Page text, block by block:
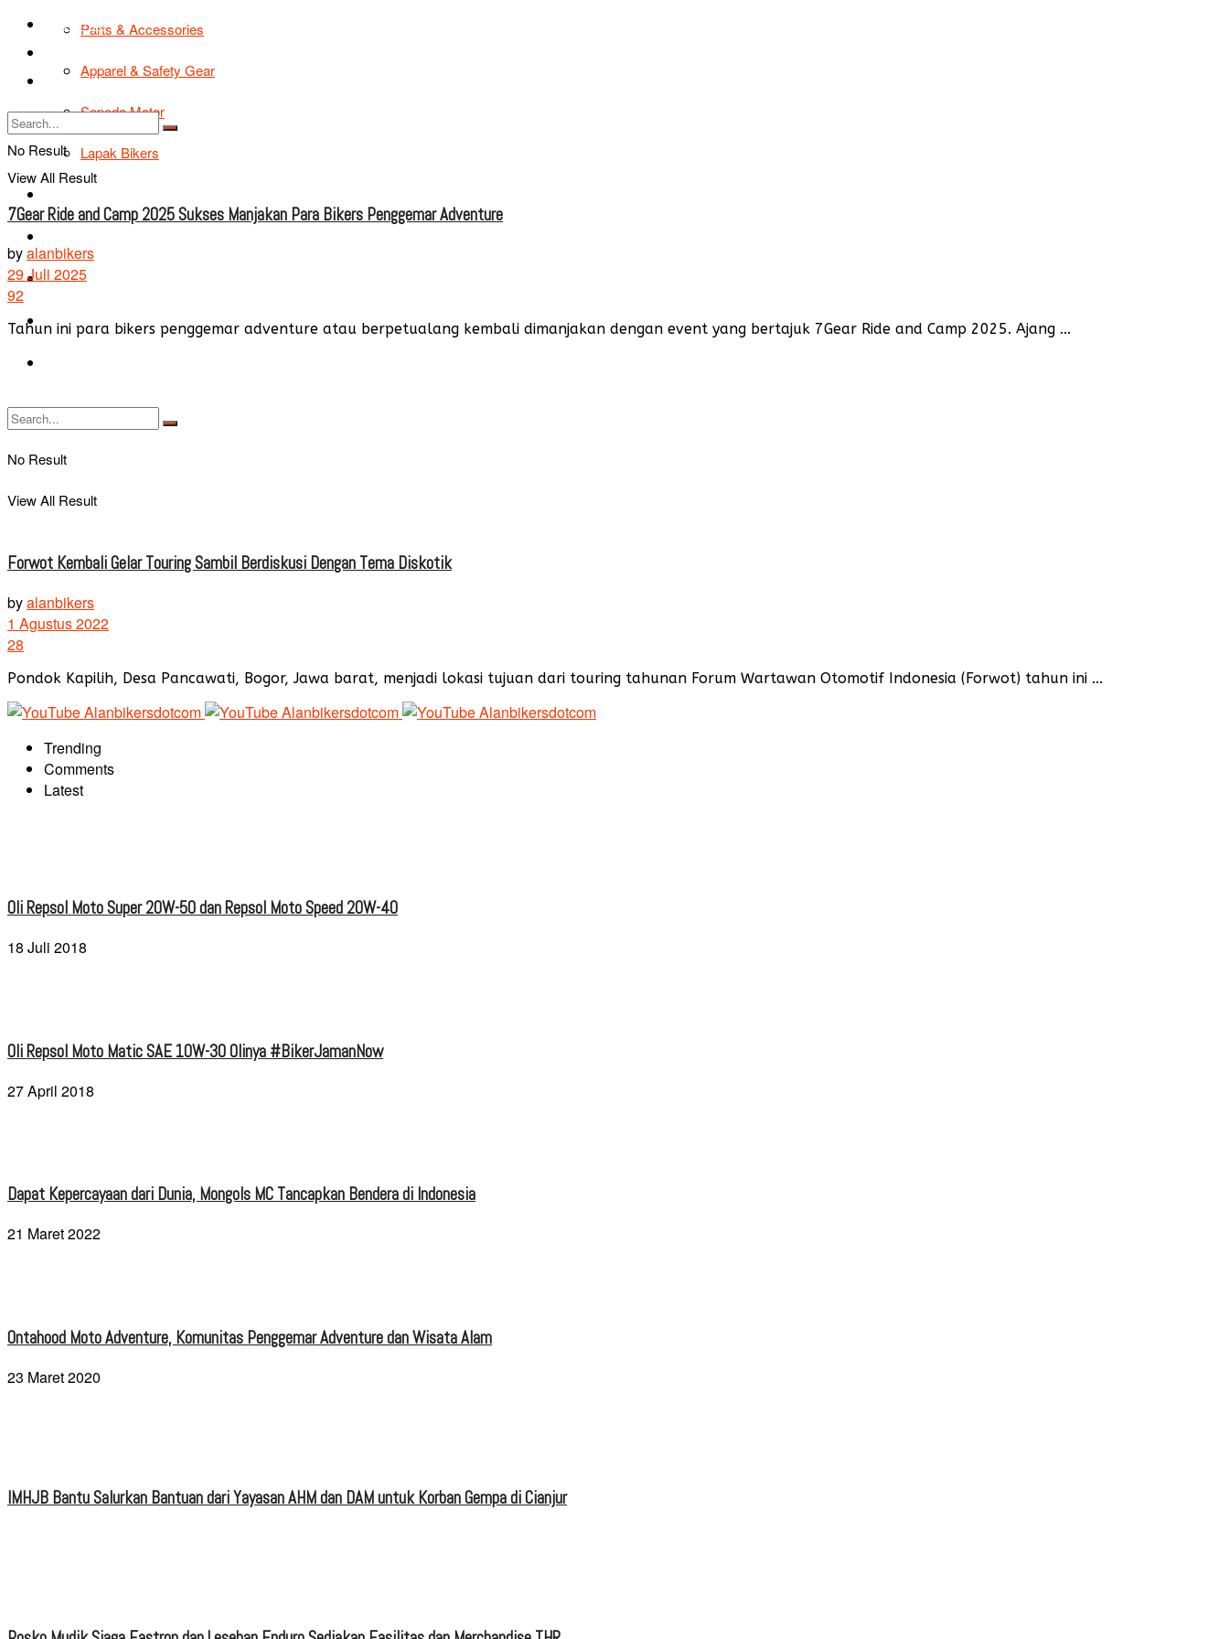
Parts & Accessories
Apparel & Safety Gear
Sepeda Motor
Lapak Bikers
TIPS & TRIK
Bikers Cars
No Result
View All Result
TIPS & TRIK
Tentang Kami
No Result
View All Result
7Gear Ride and Camp 2025 Sukses Manjakan Para Bikers Penggemar Adventure
byalanbikers
29 Juli 2025
92
Tahun ini para bikers penggemar adventure atau berpetualang kembali dimanjakan dengan event yang bertajuk 7Gear Ride and Camp 2025. Ajang ...
Forwot Kembali Gelar Touring Sambil Berdiskusi Dengan Tema Diskotik
byalanbikers
1 Agustus 2022
28
Pondok Kapilih, Desa Pancawati, Bogor, Jawa barat, menjadi lokasi tujuan dari touring tahunan Forum Wartawan Otomotif Indonesia (Forwot) tahun ini ...
Trending
Comments
Latest
Oli Repsol Moto Super 20W-50 dan Repsol Moto Speed 20W-40
18 Juli 2018
Oli Repsol Moto Matic SAE 10W-30 Olinya #BikerJamanNow
27 April 2018
Dapat Kepercayaan dari Dunia, Mongols MC Tancapkan Bendera di Indonesia
21 Maret 2022
Ontahood Moto Adventure, Komunitas Penggemar Adventure dan Wisata Alam
23 Maret 2020
IMHJB Bantu Salurkan Bantuan dari Yayasan AHM dan DAM untuk Korban Gempa di Cianjur